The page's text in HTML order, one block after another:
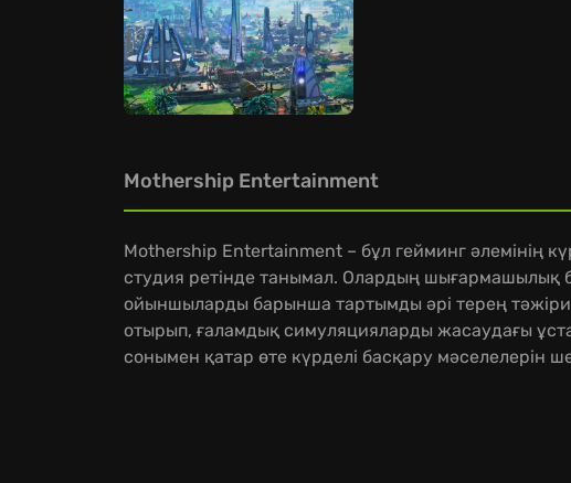
Mothership Entertainment
Mothership Entertainment – бұл гейминг әлемінің
студия ретінде танымал. Олардың шығармашылық
ойыншыларды барынша тартымды әрі терең
отырып, ғаламдық симуляцияларды жасаудағы
сонымен қатар өте күрделі басқару мәселелерін